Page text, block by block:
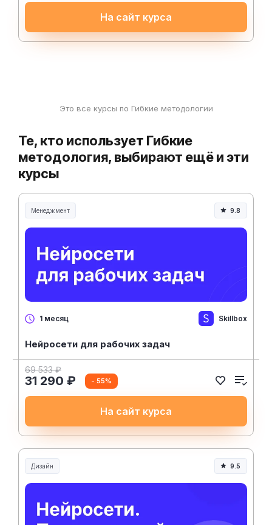
На сайт курса
Это все курсы по Гибкие методологии
Те, кто использует Гибкие
методология, выбирают ещё и эти
курсы
Менеджмент
Менеджмент и управление
9.8
1 месяц Skillbox
Нейросети для рабочих задач
69 533 ₽
31 290 ₽ - 55%
На сайт курса
Дизайн 9.5